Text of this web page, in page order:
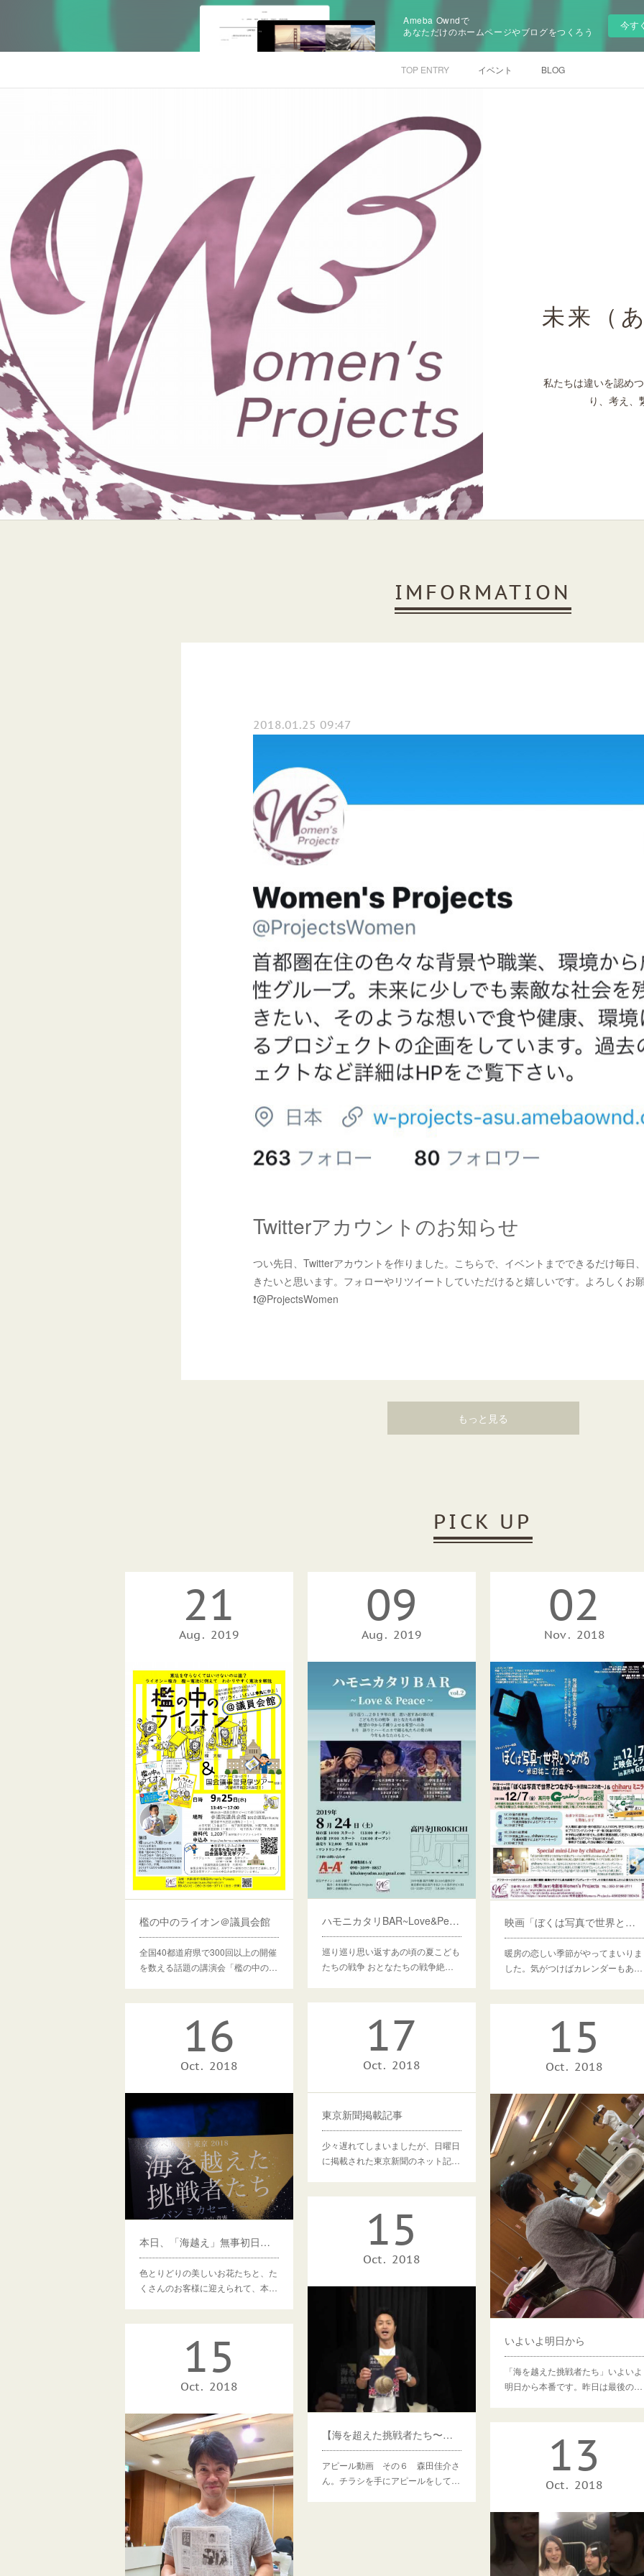
Ameba Owndで
あなただけのホームページやブログをつくろう
今す
TOP ENTRY イベント BLOG
未来（
私たちは違いを認め
り、考え
IMFORMATION
2018.01.25 09:47
Twitterアカウントのお知らせ
つい先日、Twitterアカウントを作りました。こちらで、イベントまでできるだけ毎日
きたいと思います。フォローやリツイートしていただけると嬉しいです。よろしくお
❗️@ProjectsWomen
もっと見る
PICK UP
21
Aug 2019
檻の中のライオン＠議員会館
全国40都道府県で300回以上の開催
を数える話題の講演会「檻の中の…
09
Aug 2019
ハモニカタリBAR~Love&Peace~ Vol.2
巡り巡り思い返すあの頃の夏こども
たちの戦争 おとなたちの戦争絶…
02
Nov 2018
映画「ぼくは写真で世界とつながる」上映会&Chiharuミニライブ
暖房の恋しい季節がやってまいりま
した。気がつけばカレンダーもあ…
17
Oct 2018
東京新聞掲載記事
少々遅れてしまいましたが、日曜日
に掲載された東京新聞のネット記…
16
Oct 2018
本日、「海越え」無事初日を迎えました！
色とりどりの美しいお花たちと、た
くさんのお客様に迎えられて、本…
15
Oct 2018
いよいよ明日から
「海を越えた挑戦者たち」いよいよ
明日から本番です。昨日は最後の…
15
Oct 2018
【海を超えた挑戦者たち〜出演者アピール動画（６）】
アピール動画 その６ 森田佳介さ
ん。チラシを手にアピールをして…
15
Oct 2018
13
Oct 2018